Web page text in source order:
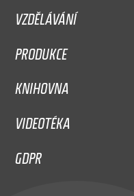
VZDĚLÁVÁNÍ
PRODUKCE
KNIHOVNA
VIDEOTÉKA
GDPR